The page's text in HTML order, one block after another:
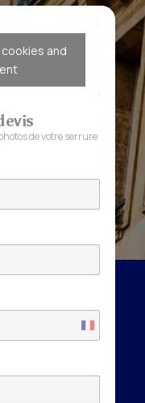
and
de votre serrure
France